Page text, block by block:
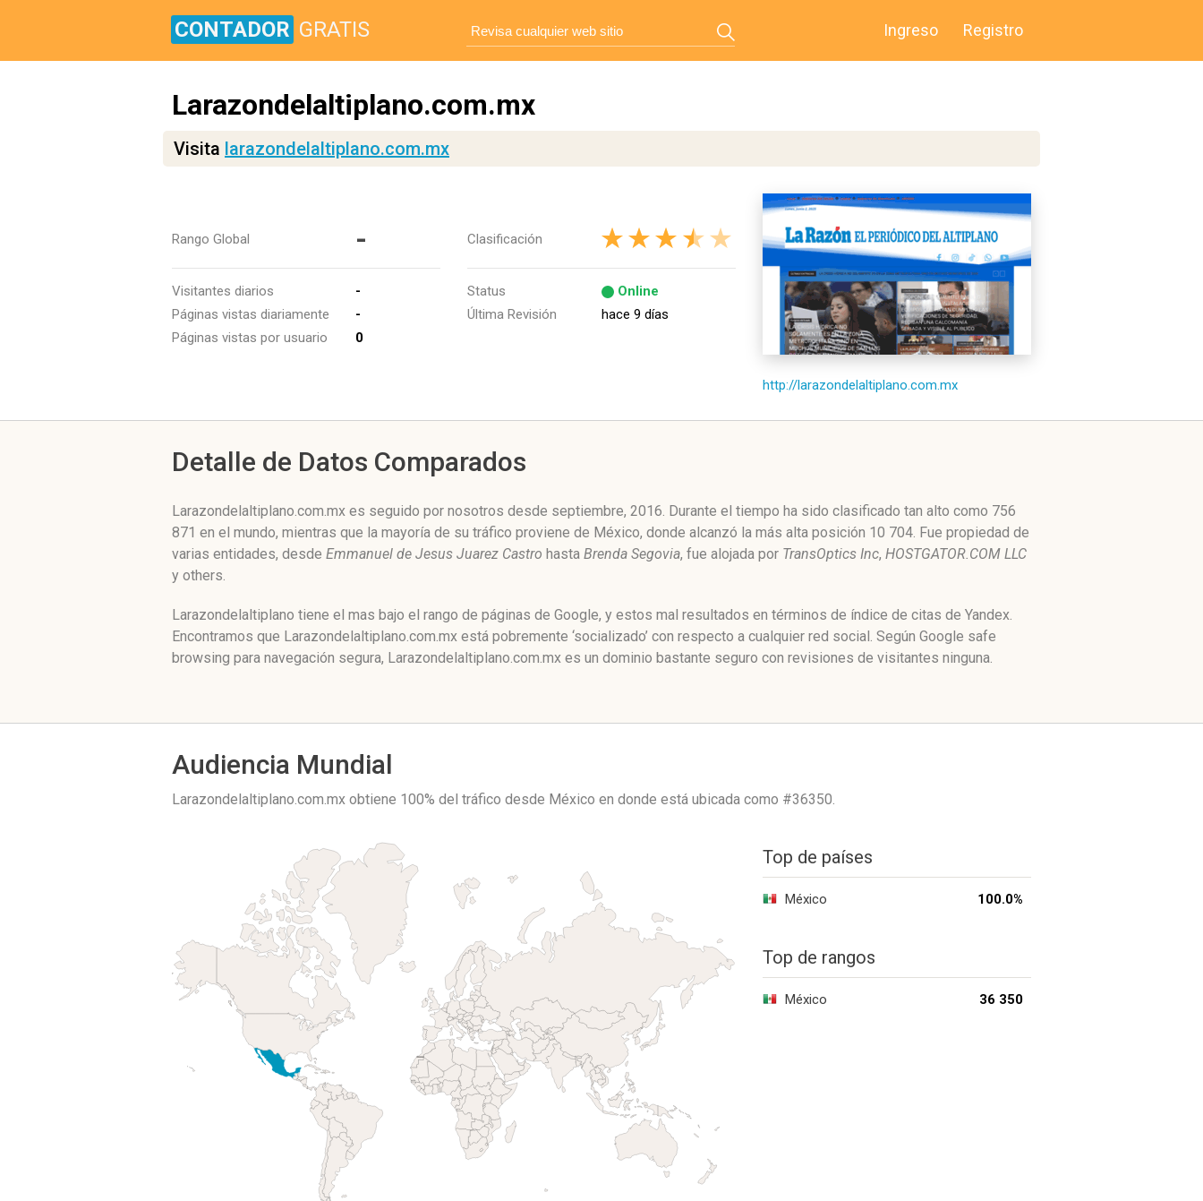
CONTADOR GRATIS Ingreso Registro
Larazondelaltiplano.com.mx
Visita larazondelaltiplano.com.mx
Rango Global -
Visitantes diarios
-
Páginas vistas diariamente
-
Páginas vistas por usuario
0
Clasificación
Status
Online
Última Revisión
hace 9 días
http://larazondelaltiplano.com.mx
Detalle de Datos Comparados
Larazondelaltiplano.com.mx es seguido por nosotros desde septiembre, 2016. Durante el tiempo ha sido clasificado tan alto como 756
871 en el mundo, mientras que la mayoría de su tráfico proviene de México, donde alcanzó la más alta posición 10 704. Fue propiedad de
varias entidades, desde Emmanuel de Jesus Juarez Castro hasta Brenda Segovia, fue alojada por TransOptics Inc, HOSTGATOR.COM LLC
y others.
Larazondelaltiplano tiene el mas bajo el rango de páginas de Google, y estos mal resultados en términos de índice de citas de Yandex.
Encontramos que Larazondelaltiplano.com.mx está pobremente ‘socializado’ con respecto a cualquier red social. Según Google safe
browsing para navegación segura, Larazondelaltiplano.com.mx es un dominio bastante seguro con revisiones de visitantes ninguna.
Audiencia Mundial
Larazondelaltiplano.com.mx obtiene 100% del tráfico desde México en donde está ubicada como #36350.
Top de países
México 100.0%
Top de rangos
México 36 350